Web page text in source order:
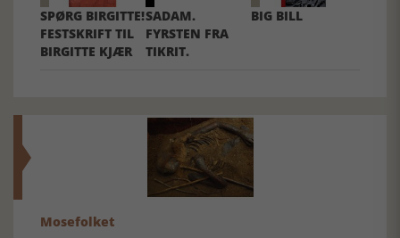
SPØRG BIRGITTE!
FESTSKRIFT TIL
BIRGITTE KJÆR
SADAM.
FYRSTEN FRA
TIKRIT.
BIG BILL
Mosefolket